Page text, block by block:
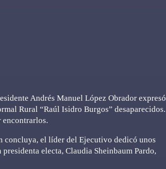
Andrés Manuel López Obrador expresó
Rural “Raúl Isidro Burgos” desaparecidos.
encontrarlos.
concluya, el líder del Ejecutivo dedicó unos
electa, Claudia Sheinbaum Pardo,